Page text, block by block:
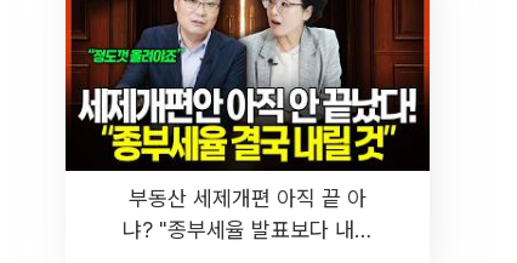
부동산 세제개편 아직 끝 아
냐? "종부세율 발표보다 내릴